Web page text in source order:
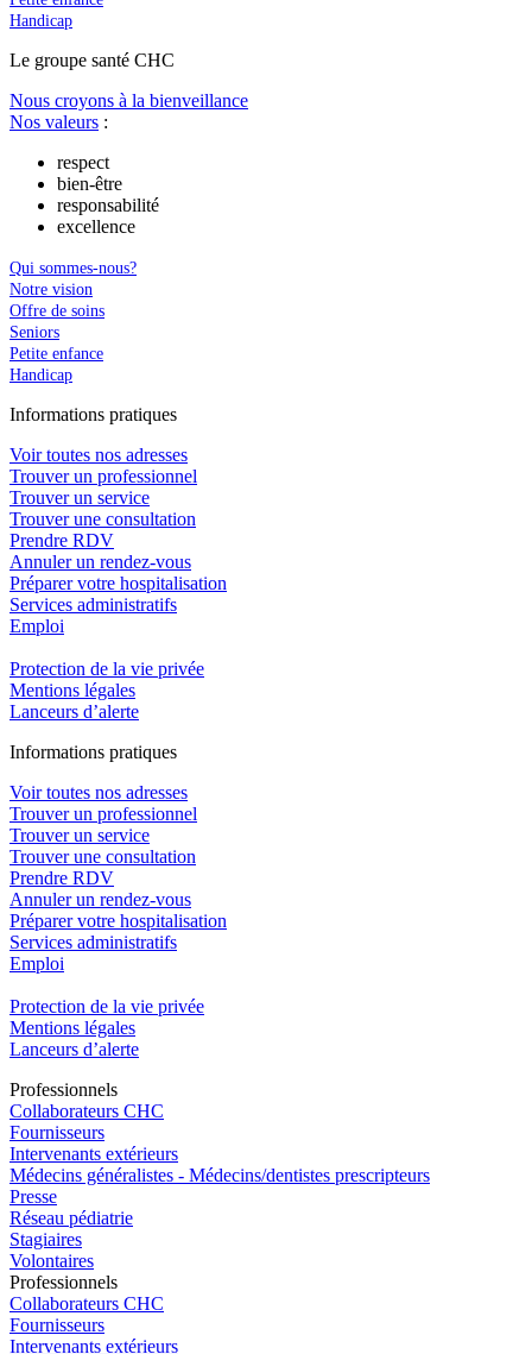
Handicap
Le groupe santé CHC
Nous croyons à la bienveillance
Nos valeurs :
respect
bien-être
responsabilité
excellence
Qui sommes-nous?
Notre vision
Offre de soins
Seniors
Petite enfance
Handicap
Informations pratiques
Voir toutes nos adresses
Trouver un professionnel
Trouver un service
Trouver une consultation
Prendre RDV
Annuler un rendez-vous
Préparer votre hospitalisation
Services administratifs
Emploi​
Protection de la vie privée
Mentions légales
Lanceurs d’alerte
Informations pratiques
Voir toutes nos adresses
Trouver un professionnel
Trouver un service
Trouver une consultation
Prendre RDV
Annuler un rendez-vous
Préparer votre hospitalisation
Services administratifs
Emploi​
Protection de la vie privée
Mentions légales
Lanceurs d’alerte
Professionnels
Collaborateurs CHC
Fournisseurs
Intervenants extérieurs
Médecins généralistes - Médecins/dentistes prescripteurs
Presse
Réseau pédiatrie
Stagiaires
Volontaires
Professionnels
Collaborateurs CHC
Fournisseurs
Intervenants extérieurs